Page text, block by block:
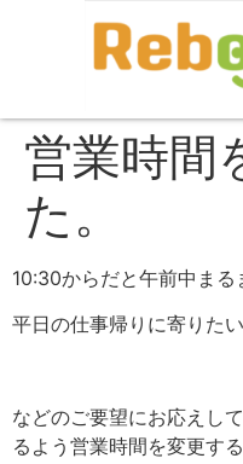
営業時間
た。
10:30からだと午前中まる
平日の仕事帰りに寄りた
などのご要望にお応えし
るよう営業時間を変更す